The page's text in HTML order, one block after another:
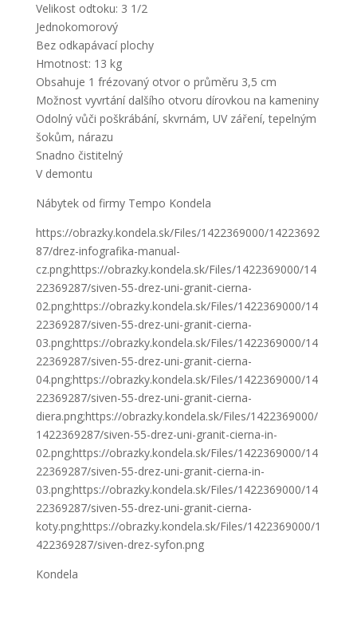
Velikost odtoku: 3 1/2
Jednokomorový
Bez odkapávací plochy
Hmotnost: 13 kg
Obsahuje 1 frézovaný otvor o průměru 3,5 cm
Možnost vyvrtání dalšího otvoru dírovkou na kameniny
Odolný vůči poškrábání, skvrnám, UV záření, tepelným
šokům, nárazu
Snadno čistitelný
V demontu
Nábytek od firmy Tempo Kondela
https://obrazky.kondela.sk/Files/1422369000/14223692
87/drez-infografika-manual-
cz.png;https://obrazky.kondela.sk/Files/1422369000/14
22369287/siven-55-drez-uni-granit-cierna-
02.png;https://obrazky.kondela.sk/Files/1422369000/14
22369287/siven-55-drez-uni-granit-cierna-
03.png;https://obrazky.kondela.sk/Files/1422369000/14
22369287/siven-55-drez-uni-granit-cierna-
04.png;https://obrazky.kondela.sk/Files/1422369000/14
22369287/siven-55-drez-uni-granit-cierna-
diera.png;https://obrazky.kondela.sk/Files/1422369000/
1422369287/siven-55-drez-uni-granit-cierna-in-
02.png;https://obrazky.kondela.sk/Files/1422369000/14
22369287/siven-55-drez-uni-granit-cierna-in-
03.png;https://obrazky.kondela.sk/Files/1422369000/14
22369287/siven-55-drez-uni-granit-cierna-
koty.png;https://obrazky.kondela.sk/Files/1422369000/1
422369287/siven-drez-syfon.png
Kondela